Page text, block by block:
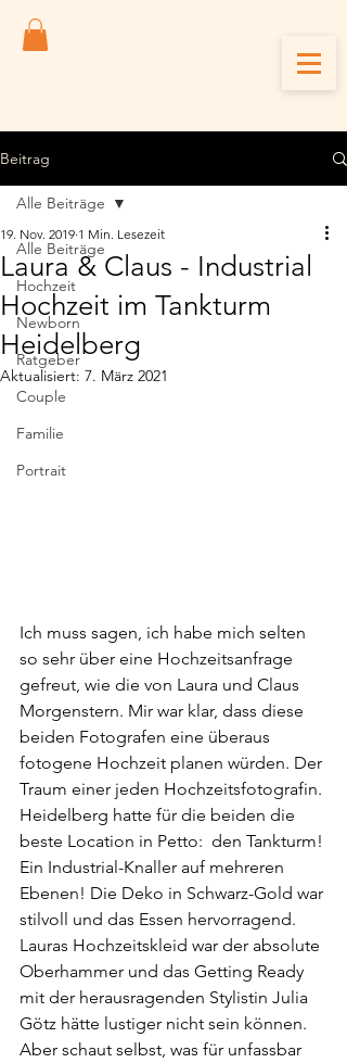
Beitrag
Alle Beiträge
Hochzeit
Newborn
Ratgeber
Couple
Familie
Portrait
Alle Beiträge
Laura & Claus - Industrial
Hochzeit im Tankturm
Heidelberg
19. Nov. 2019 1 Min. Lesezeit
Aktualisiert: 7. März 2021
Ich muss sagen, ich habe mich selten
so sehr über eine Hochzeitsanfrage
gefreut, wie die von Laura und Claus
Morgenstern. Mir war klar, dass diese
beiden Fotografen eine überaus
fotogene Hochzeit planen würden. Der
Traum einer jeden Hochzeitsfotografin.
Heidelberg hatte für die beiden die
beste Location in Petto:  den Tankturm!
Ein Industrial-Knaller auf mehreren
Ebenen! Die Deko in Schwarz-Gold war
stilvoll und das Essen hervorragend.
Lauras Hochzeitskleid war der absolute
Oberhammer und das Getting Ready
mit der herausragenden Stylistin Julia
Götz hätte lustiger nicht sein können.
Aber schaut selbst, was für unfassbar